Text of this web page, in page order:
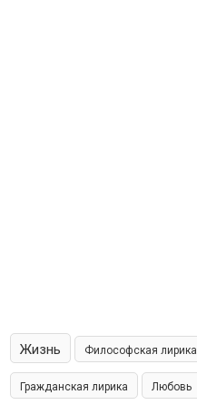
Жизнь Философская лирика
Гражданская лирика Любовь